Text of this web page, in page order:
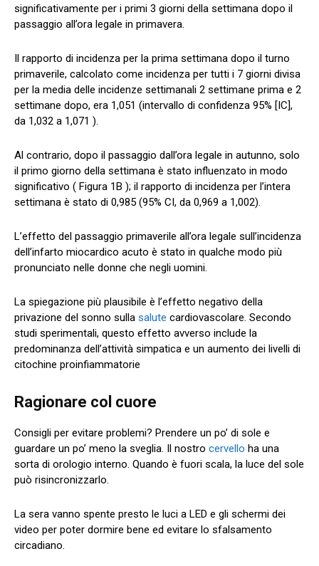
significativamente per i primi 3 giorni della settimana dopo il
passaggio all’ora legale in primavera.
Il rapporto di incidenza per la prima settimana dopo il turno
primaverile, calcolato come incidenza per tutti i 7 giorni divisa
per la media delle incidenze settimanali 2 settimane prima e 2
settimane dopo, era 1,051 (intervallo di confidenza 95% [IC],
da 1,032 a 1,071 ).
Al contrario, dopo il passaggio dall’ora legale in autunno, solo
il primo giorno della settimana è stato influenzato in modo
significativo ( Figura 1B ); il rapporto di incidenza per l’intera
settimana è stato di 0,985 (95% CI, da 0,969 a 1,002).
L’effetto del passaggio primaverile all’ora legale sull’incidenza
dell’infarto miocardico acuto è stato in qualche modo più
pronunciato nelle donne che negli uomini.
La spiegazione più plausibile è l’effetto negativo della
privazione del sonno sulla salute cardiovascolare. Secondo
studi sperimentali, questo effetto avverso include la
predominanza dell’attività simpatica e un aumento dei livelli di
citochine proinfiammatorie
Ragionare col cuore
Consigli per evitare problemi? Prendere un po’ di sole e
guardare un po’ meno la sveglia. Il nostro cervello ha una
sorta di orologio interno. Quando è fuori scala, la luce del sole
può risincronizzarlo.
La sera vanno spente presto le luci a LED e gli schermi dei
video per poter dormire bene ed evitare lo sfalsamento
circadiano.